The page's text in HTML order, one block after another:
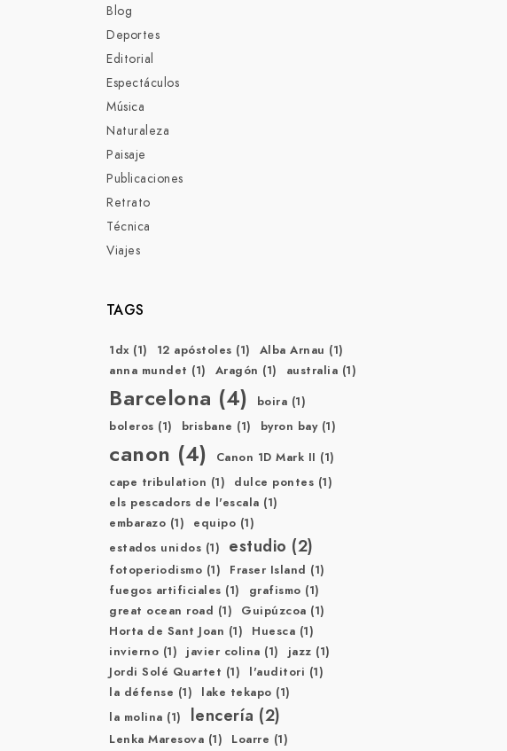
Blog
Deportes
Editorial
Espectáculos
Música
Naturaleza
Paisaje
Publicaciones
Retrato
Técnica
Viajes
TAGS
1dx(1) 12 apóstoles (1) Alba Arnau (1)
anna mundet (1) Aragón (1) australia (1)
Barcelona (4) boira (1)
boleros (1) brisbane (1) byron bay(1)
canon (4) Canon 1D Mark II (1)
cape tribulation (1) dulce pontes (1)
els pescadors de l'escala (1)
embarazo (1) equipo (1)
estados unidos (1) estudio (2)
fotoperiodismo (1) Fraser Island (1)
fuegos artificiales (1) grafismo (1)
great ocean road (1) Guipúzcoa (1)
Horta de Sant Joan (1) Huesca (1)
invierno (1) javier colina (1) jazz (1)
Jordi Solé Quartet (1) l'auditori (1)
la défense (1) lake tekapo (1)
la molina (1) lencería (2)
Lenka Maresova (1) Loarre (1)